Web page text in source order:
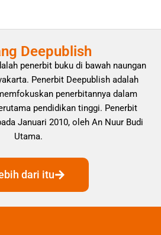
Deepublish
penerbit buku di bawah naungan
Penerbit Deepublish adalah
penerbitannya dalam
pendidikan tinggi. Penerbit
Januari 2010, oleh An Nuur Budi
Utama.
dari itu